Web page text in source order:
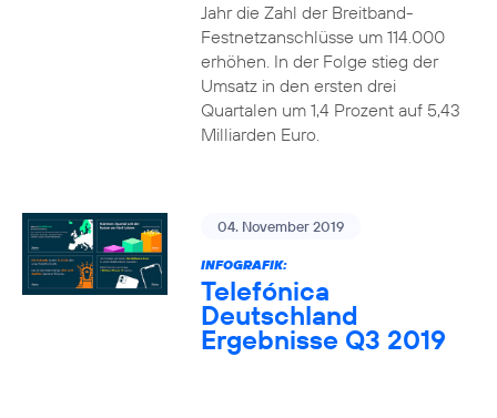
Jahr die Zahl der Breitband-
Festnetzanschlüsse um 114.000
erhöhen. In der Folge stieg der
Umsatz in den ersten drei
Quartalen um 1,4 Prozent auf 5,43
Milliarden Euro.
04. November 2019
INFOGRAFIK:
Telefónica
Deutschland
Ergebnisse Q3 2019